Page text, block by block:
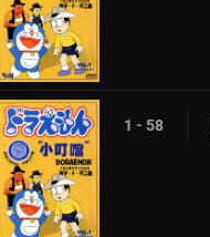
1 - 58